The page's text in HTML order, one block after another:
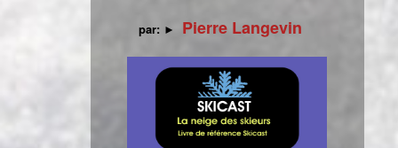
par: ► Pierre Langevin